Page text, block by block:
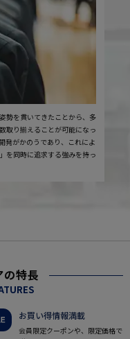
勢を貫いてきたことから、多
取り揃えることが可能になっ
発がかのうであり、これによ
を同時に追求する強みを持っ
の特長
お買い得情報満載
会員限定クーポンや、限定価格で